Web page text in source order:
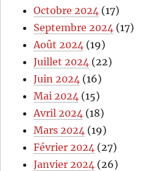
Octobre 2024 (17)
Septembre 2024 (17)
Août 2024 (19)
Juillet 2024 (22)
Juin 2024 (16)
Mai 2024 (15)
Avril 2024 (18)
Mars 2024 (19)
Février 2024 (27)
Janvier 2024 (26)